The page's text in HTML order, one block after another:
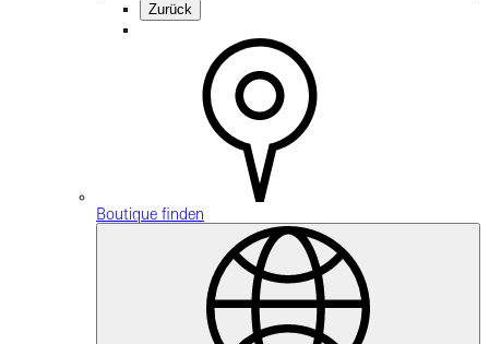
Zurück
Boutique finden